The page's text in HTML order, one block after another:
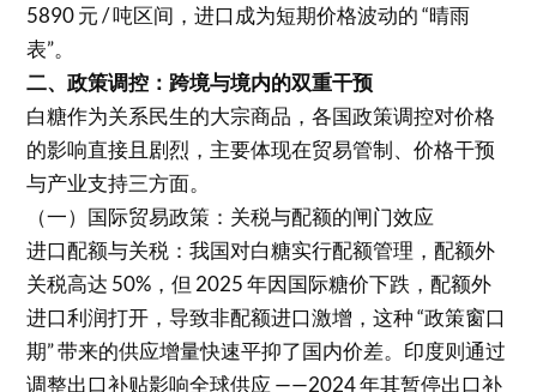
5890 元 / 吨区间，进口成为短期价格波动的 “晴雨
表”。
二、政策调控：跨境与境内的双重干预
白糖作为关系民生的大宗商品，各国政策调控对价格
的影响直接且剧烈，主要体现在贸易管制、价格干预
与产业支持三方面。
（一）国际贸易政策：关税与配额的闸门效应
进口配额与关税：我国对白糖实行配额管理，配额外
关税高达 50%，但 2025 年因国际糖价下跌，配额外
进口利润打开，导致非配额进口激增，这种 “政策窗口
期” 带来的供应增量快速平抑了国内价差。印度则通过
调整出口补贴影响全球供应 ——2024 年其暂停出口补